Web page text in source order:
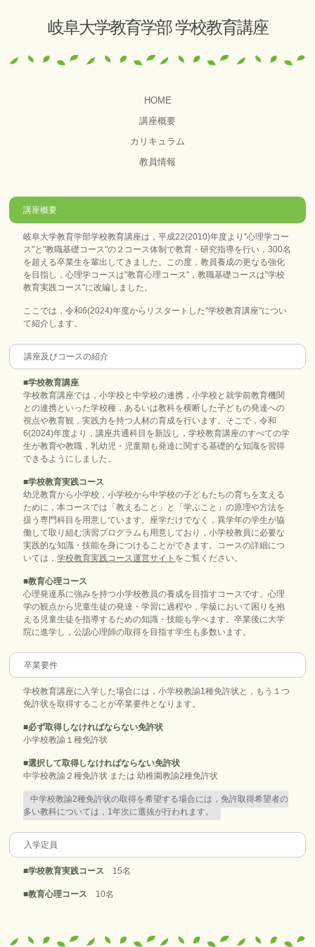
岐阜大学教育学部 学校教育講座
HOME
講座概要
カリキュラム
教員情報
講座概要
岐阜大学教育学部学校教育講座は，平成22(2010)年度より"心理学コー
ス"と"教職基礎コース"の２コース体制で教育・研究指導を行い，300名
を超える卒業生を輩出してきました。この度，教員養成の更なる強化
を目指し，心理学コースは"教育心理コース"，教職基礎コースは"学校
教育実践コース"に改編しました。
ここでは，令和6(2024)年度からリスタートした"学校教育講座"につい
て紹介します。
講座及びコースの紹介
■学校教育講座
学校教育講座では，小学校と中学校の連携，小学校と就学前教育機関
との連携といった学校種，あるいは教科を横断した子どもの発達への
視点や教育観，実践力を持つ人材の育成を行います。そこで，令和
6(2024)年度より，講座共通科目を新設し，学校教育講座のすべての学
生が教育や教職，乳幼児・児童期も発達に関する基礎的な知識を習得
できるようにしました。
■学校教育実践コース
幼児教育から小学校，小学校から中学校の子どもたちの育ちを支える
ために，本コースでは「教えること」と「学ぶこと」の原理や方法を
扱う専門科目を用意しています。座学だけでなく，異学年の学生が協
働して取り組む演習プログラムも用意しており，小学校教員に必要な
実践的な知識・技能を身につけることができます。コースの詳細につ
いては，学校教育実践コース運営サイト をご覧ください。
■教育心理コース
心理発達系に強みを持つ小学校教員の養成を目指すコースです。心理
学の観点から児童生徒の発達・学習に過程や，学級において困りを抱
える児童生徒を指導するための知識・技能も学べます。卒業後に大学
院に進学し，公認心理師の取得を目指す学生も多数います。
卒業要件
学校教育講座に入学した場合には，小学校教諭1種免許状と，もう１つ
免許状を取得することが卒業要件となります。
■必ず取得しなければならない免許状
小学校教諭１種免許状
■選択して取得しなければならない免許状
中学校教諭２種免許状 または 幼稚園教諭2種免許状
中学校教諭2種免許状の取得を希望する場合には，免許取得希望者の
多い教科については，1年次に選抜が行われます。
入学定員
■学校教育実践コース 15名
■教育心理コース 10名